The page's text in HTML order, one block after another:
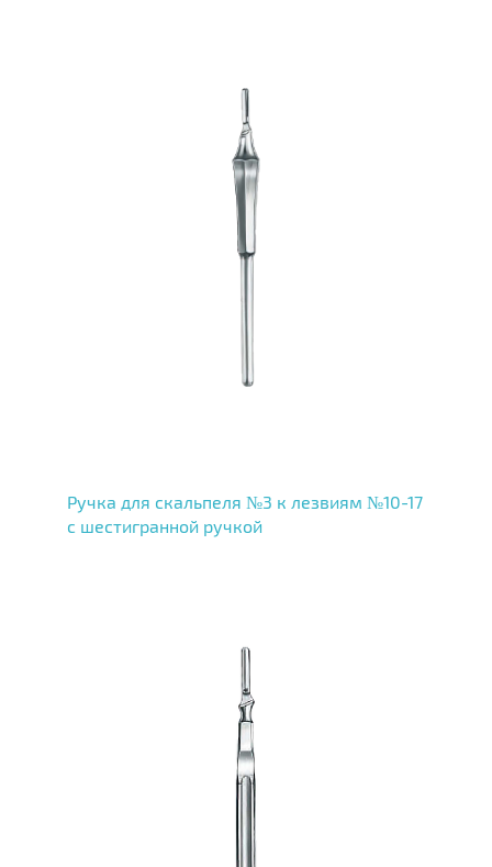
Ручка для скальпеля №3 к лезвиям №10-17
с шестигранной ручкой